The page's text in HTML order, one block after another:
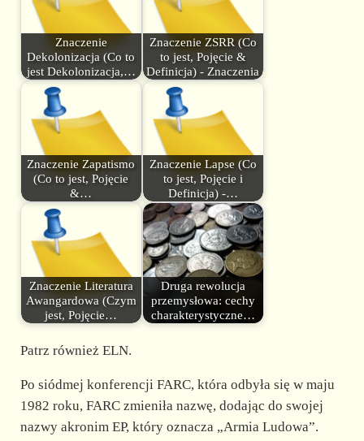
Znaczenie
Dekolonizacja (Co to
jest Dekolonizacja,…
Znaczenie ZSRR (Co
to jest, Pojęcie &
Definicja) - Znaczenia
Znaczenie Zapatismo
(Co to jest, Pojęcie
&…
Znaczenie Lapse (Co
to jest, Pojęcie i
Definicja) -…
Znaczenie Literatura
Awangardowa (Czym
jest, Pojęcie…
Druga rewolucja
przemysłowa: cechy
charakterystyczne…
Patrz również ELN.
Po siódmej konferencji FARC, która odbyła się w maju
1982 roku, FARC zmieniła nazwę, dodając do swojej
nazwy akronim EP, który oznacza „Armia Ludowa”.